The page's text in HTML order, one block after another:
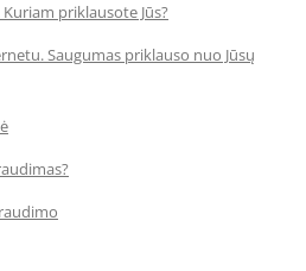
priklausote Jūs?
Saugumas priklauso nuo Jūsų